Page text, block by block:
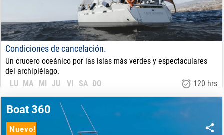
Condiciones de cancelación.
Un crucero oceánico por las islas más verdes y espectaculares
del archipiélago.
LU MA MI JU VI SA DO 120 hrs
Nuevo!
Boat 360